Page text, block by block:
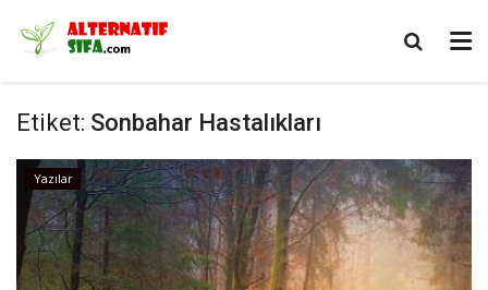
Etiket: Sonbahar Hastalıkları
Yazılar